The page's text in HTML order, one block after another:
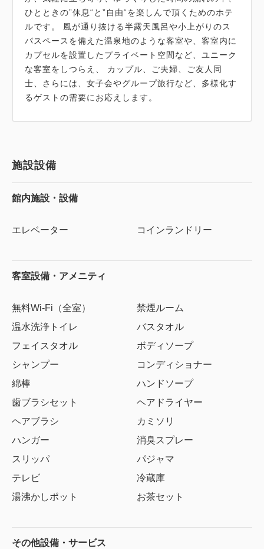
ひとときの”休息“と”自由“を楽しんで頂くためのホテ
ルです。 風が通り抜ける半露天風呂や小上がりのス
パスペースを備えた温泉地のような客室や、客室内に
カプセルを設置したプライベート空間など、ユニーク
な客室をしつらえ、 カップル、ご夫婦、ご友人同
士、さらには、女子会やグループ旅行など、多様化す
るゲストの需要にお応えします。
施設設備
館内施設・設備
エレベーター コインランドリー
客室設備・アメニティ
無料Wi-Fi（全室）
禁煙ルーム
温水洗浄トイレ
バスタオル
フェイスタオル
ボディソープ
シャンプー
コンディショナー
綿棒
ハンドソープ
歯ブラシセット
ヘアドライヤー
ヘアブラシ
カミソリ
ハンガー
消臭スプレー
スリッパ
パジャマ
テレビ
冷蔵庫
湯沸かしポット
お茶セット
その他設備・サービス